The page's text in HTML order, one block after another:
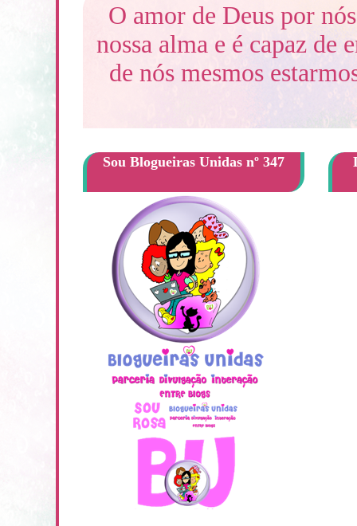
O amor de Deus por
nossa alma e é capaz de
de nós mesmos
Sou Blogueiras Unidas nº 347